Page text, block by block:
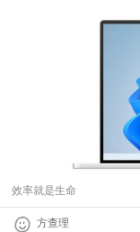
效率就是生命
方查理